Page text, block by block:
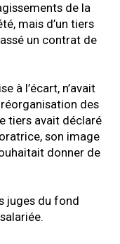
de la
mais d’un tiers
un contrat de
à l’écart, n’avait
des
tiers avait déclaré
son image
donner de
juges du fond